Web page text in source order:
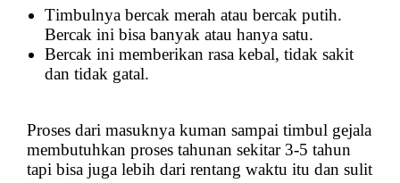
Timbulnya bercak merah atau bercak putih.
Bercak ini bisa banyak atau hanya satu.
Bercak ini memberikan rasa kebal, tidak sakit
dan tidak gatal.
Proses dari masuknya kuman sampai timbul gejala
membutuhkan proses tahunan sekitar 3-5 tahun
tapi bisa juga lebih dari rentang waktu itu dan sulit